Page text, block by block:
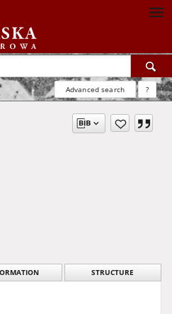
Advanced search ?
STRUCTURE